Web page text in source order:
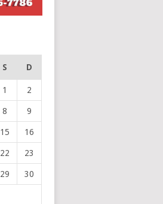
S D
1 2
8 9
15 16
22 23
29 30